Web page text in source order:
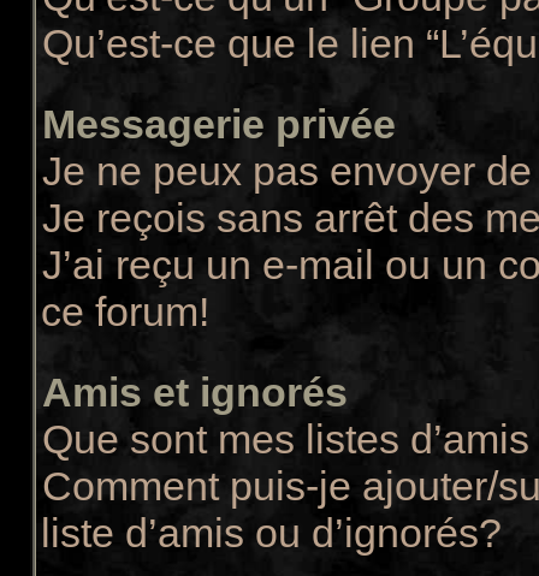
Qu’est-ce que le lien
Messagerie privée
Je ne peux pas envoyer
Je reçois sans arrêt des
J’ai reçu un e-mail ou un
ce forum!
Amis et ignorés
Que sont mes listes
Comment puis-je ajouter/
liste d’amis ou d’ignorés?